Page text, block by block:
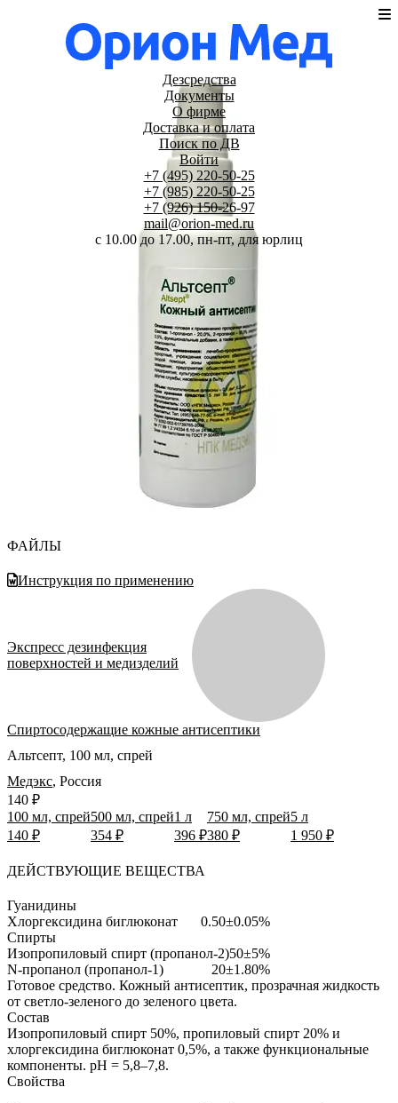
Дезсредства
Документы
О фирме
Доставка и оплата
Поиск по ДВ
Войти
+7 (495) 220-50-25
+7 (985) 220-50-25
+7 (926) 150-26-97
mail@orion-med.ru
c 10.00 до 17.00, пн-пт, для юрлиц
ФАЙЛЫ
Инструкция по применению
Экспресс дезинфекция
поверхностей и медизделий
Спиртосодержащие кожные антисептики
Альтсепт, 100 мл, спрей
Медэкс, Россия
100 мл, спрей
140 ₽
500 мл, спрей
354 ₽
1 л
396 ₽
750 мл, спрей
380 ₽
5 л
1 950 ₽
ДЕЙСТВУЮЩИЕ ВЕЩЕСТВА
Гуанидины
Хлоргексидина биглюконат
0.50±0.05%
Спирты
Изопропиловый спирт (пропанол-2)50±5%
N-пропанол (пропанол-1)
20±1.80%
Готовое средство. Кожный антисептик, прозрачная жидкость
от светло-зеленого до зеленого цвета.
Состав
Изопропиловый спирт 50%, пропиловый спирт 20% и
хлоргексидина биглюконат 0,5%, а также функциональные
компоненты. pH = 5,8–7,8.
Свойства
140 ₽